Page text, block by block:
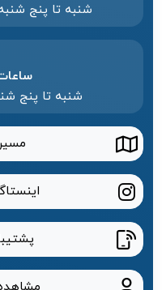
شنبه تا پنج شنبه ۱۰ صبح الی 20:۳۰
شنبه تا پنج شنبه 10 صبح الی